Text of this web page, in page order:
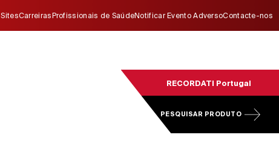
SitesCarreirasProfissionais de SaúdeNotificar Evento AdversoContacte-nos
PESQUISAR PRODUTO
RECORDATI Portugal